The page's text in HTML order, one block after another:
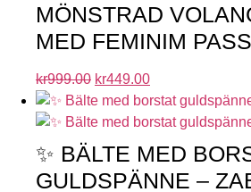
MÖNSTRAD
MED FEMINIM
kr999.00 kr449.00
✨ BÄLTE MED
GULDSPÄNNE –